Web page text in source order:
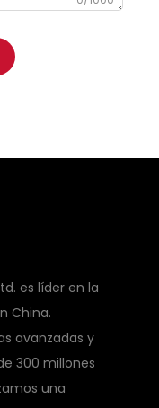
es líder en la
China.
avanzadas y
300 millones
una